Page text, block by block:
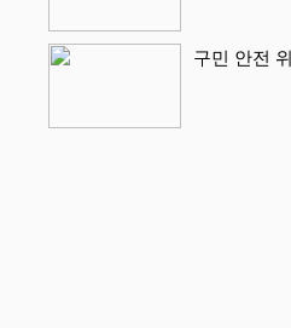
구민 안전